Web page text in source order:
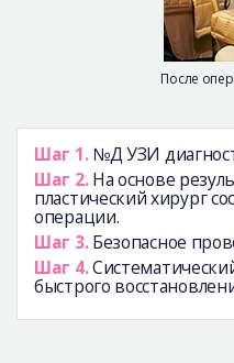
После
Шаг 1.№Д УЗИ
Шаг 2.На основе
пластический хирург
операции.
Шаг 3.Безопасное
Шаг 4.
быстрого